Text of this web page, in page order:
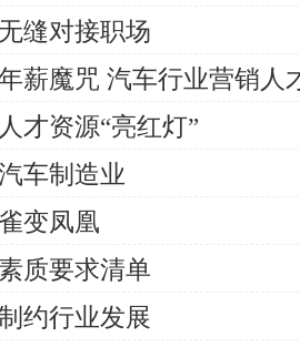
缝对接职场
薪魔咒 汽车行业营销人
才资源“亮红灯”
车制造业
变凤凰
质要求清单
约行业发展